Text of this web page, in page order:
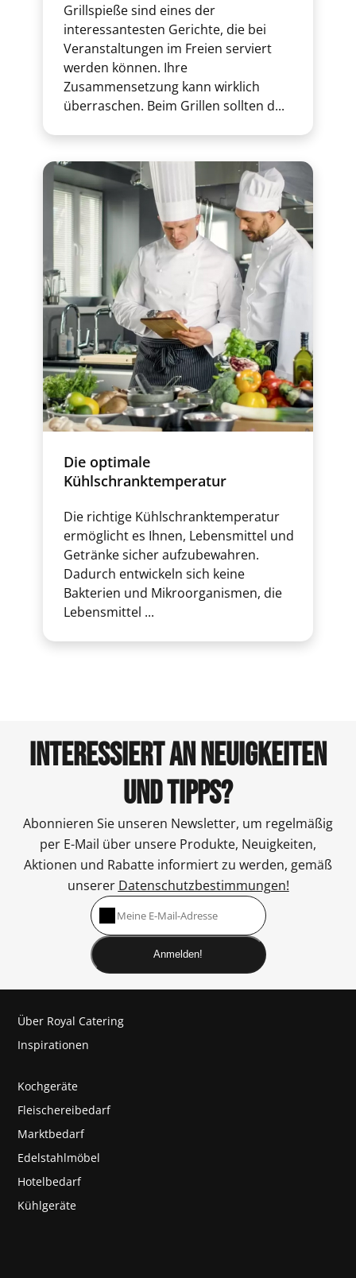
Grillspieße sind eines der
interessantesten Gerichte, die bei
Veranstaltungen im Freien serviert
werden können. Ihre
Zusammensetzung kann wirklich
überraschen. Beim Grillen sollten d...
Die optimale
Kühlschranktemperatur
Die richtige Kühlschranktemperatur
ermöglicht es Ihnen, Lebensmittel und
Getränke sicher aufzubewahren.
Dadurch entwickeln sich keine
Bakterien und Mikroorganismen, die
Lebensmittel ...
INTERESSIERT AN NEUIGKEITEN
UND TIPPS?
Abonnieren Sie unseren Newsletter, um regelmäßig
per E-Mail über unsere Produkte, Neuigkeiten,
Aktionen und Rabatte informiert zu werden, gemäß
unserer Datenschutzbestimmungen!
Anmelden!
Über Royal Catering
Inspirationen
Kochgeräte
Fleischereibedarf
Marktbedarf
Edelstahlmöbel
Hotelbedarf
Kühlgeräte